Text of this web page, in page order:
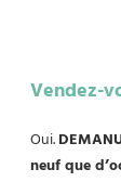
Vendez-
Oui.
neuf que